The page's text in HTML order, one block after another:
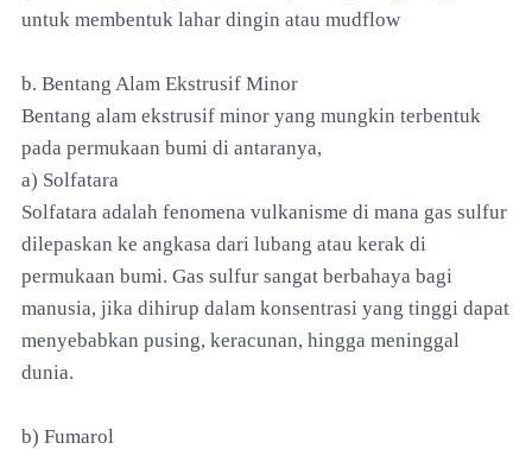
untuk membentuk lahar dingin atau mudflow
b. Bentang Alam Ekstrusif Minor
Bentang alam ekstrusif minor yang mungkin terbentuk
pada permukaan bumi di antaranya,
a) Solfatara
Solfatara adalah fenomena vulkanisme di mana gas sulfur
dilepaskan ke angkasa dari lubang atau kerak di
permukaan bumi. Gas sulfur sangat berbahaya bagi
manusia, jika dihirup dalam konsentrasi yang tinggi dapat
menyebabkan pusing, keracunan, hingga meninggal
dunia.
b) Fumarol